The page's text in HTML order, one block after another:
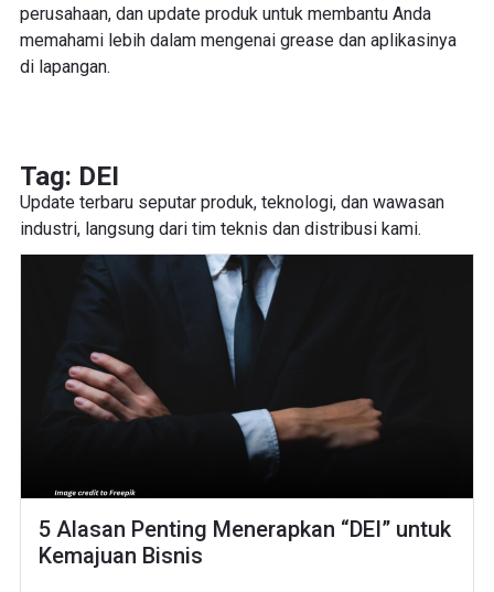
perusahaan, dan update produk untuk membantu Anda
memahami lebih dalam mengenai grease dan aplikasinya
di lapangan.
Tag: DEI
Update terbaru seputar produk, teknologi, dan wawasan
industri, langsung dari tim teknis dan distribusi kami.
5 Alasan Penting Menerapkan “DEI” untuk
Kemajuan Bisnis